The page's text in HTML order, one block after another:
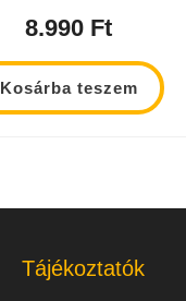
8.990 Ft
Kosárba teszem
Tájékoztatók